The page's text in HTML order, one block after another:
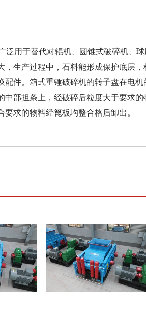
用于替代对辊机、圆锥式破碎机、球
生产过程中，石料能形成保护底层，
配件。箱式重锤破碎机的转子盘在电机
中部担条上，经破碎后粒度大于要求的
求的物料经篦板均整合格后卸出。